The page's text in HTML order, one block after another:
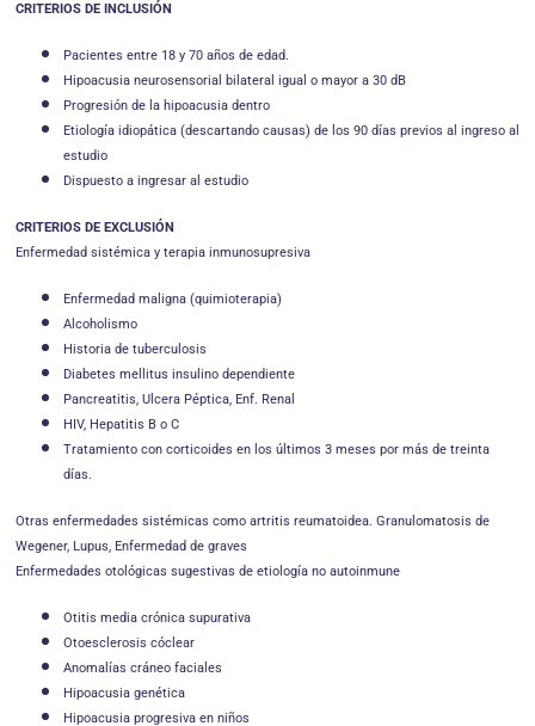
CRITERIOS DE INCLUSIÓN
Pacientes entre 18 y 70 años de edad.
Hipoacusia neurosensorial bilateral igual o mayor a 30 dB
Progresión de la hipoacusia dentro
Etiología idiopática (descartando causas) de los 90 días previos al ingreso al
estudio
Dispuesto a ingresar al estudio
CRITERIOS DE EXCLUSIÓN
Enfermedad sistémica y terapia inmunosupresiva
Enfermedad maligna (quimioterapia)
Alcoholismo
Historia de tuberculosis
Diabetes mellitus insulino dependiente
Pancreatitis, Ulcera Péptica, Enf. Renal
HIV, Hepatitis B o C
Tratamiento con corticoides en los últimos 3 meses por más de treinta
días.
Otras enfermedades sistémicas como artritis reumatoidea. Granulomatosis de
Wegener, Lupus, Enfermedad de graves
Enfermedades otológicas sugestivas de etiología no autoinmune
Otitis media crónica supurativa
Otoesclerosis cóclear
Anomalías cráneo faciales
Hipoacusia genética
Hipoacusia progresiva en niños